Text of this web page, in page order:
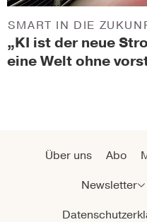
„KI ist der neue
eine Welt ohne
SMART IN DIE
Über uns Abo
Newsletter